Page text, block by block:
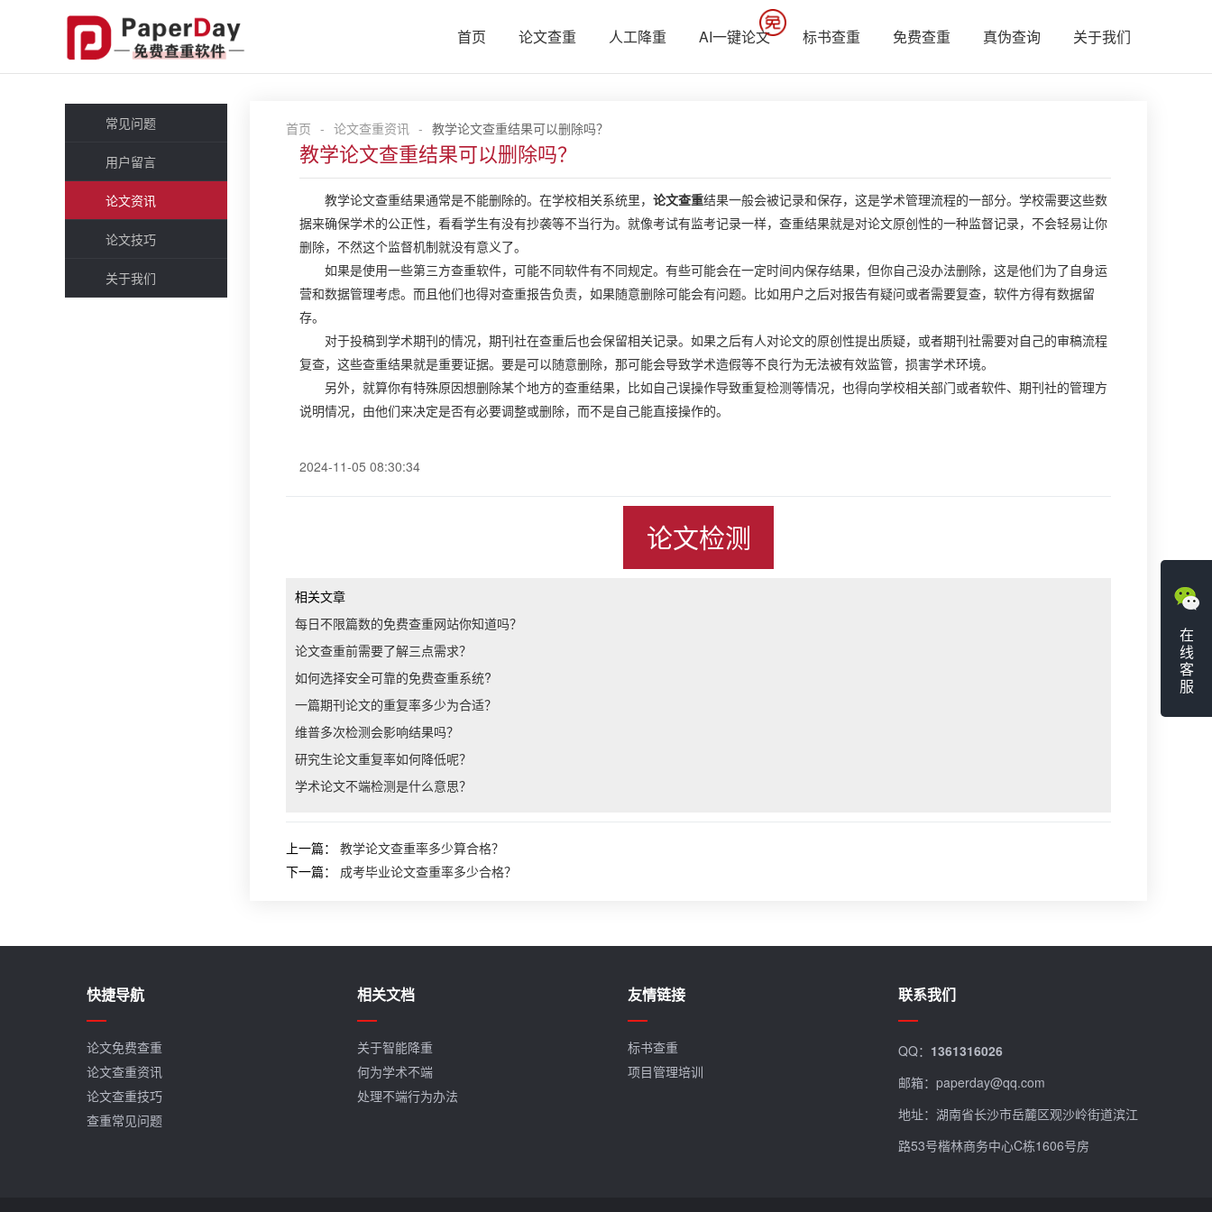
首页 论文查重 人工降重 AI一键论文 标书查重 免费查重 真伪查询 关于我们
常见问题
用户留言
论文资讯
论文技巧
关于我们
首页 - 论文查重资讯 - 教学论文查重结果可以删除吗？
教学论文查重结果可以删除吗？
教学论文查重结果通常是不能删除的。在学校相关系统里， 论文查重结果一般会被记录和保存，这是学术管理流程的一部分。学校需要这些数
据来确保学术的公正性，看看学生有没有抄袭等不当行为。就像考试有监考记录一样，查重结果就是对论文原创性的一种监督记录，不会轻易让你
删除，不然这个监督机制就没有意义了。
如果是使用一些第三方查重软件，可能不同软件有不同规定。有些可能会在一定时间内保存结果，但你自己没办法删除，这是他们为了自身运
营和数据管理考虑。而且他们也得对查重报告负责，如果随意删除可能会有问题。比如用户之后对报告有疑问或者需要复查，软件方得有数据留
存。
对于投稿到学术期刊的情况，期刊社在查重后也会保留相关记录。如果之后有人对论文的原创性提出质疑，或者期刊社需要对自己的审稿流程
复查，这些查重结果就是重要证据。要是可以随意删除，那可能会导致学术造假等不良行为无法被有效监管，损害学术环境。
另外，就算你有特殊原因想删除某个地方的查重结果，比如自己误操作导致重复检测等情况，也得向学校相关部门或者软件、期刊社的管理方
说明情况，由他们来决定是否有必要调整或删除，而不是自己能直接操作的。
2024-11-05 08:30:34
论文检测
相关文章
每日不限篇数的免费查重网站你知道吗？
论文查重前需要了解三点需求？
如何选择安全可靠的免费查重系统?
一篇期刊论文的重复率多少为合适？
维普多次检测会影响结果吗？
研究生论文重复率如何降低呢？
学术论文不端检测是什么意思？
上一篇： 教学论文查重率多少算合格？
下一篇： 成考毕业论文查重率多少合格？
在
线
客
服
快捷导航
论文免费查重
论文查重资讯
论文查重技巧
查重常见问题
相关文档
关于智能降重
何为学术不端
处理不端行为办法
友情链接
标书查重
项目管理培训
联系我们
QQ： 1361316026
邮箱：paperday@qq.com
地址：湖南省长沙市岳麓区观沙岭街道滨江
路53号楷林商务中心C栋1606号房